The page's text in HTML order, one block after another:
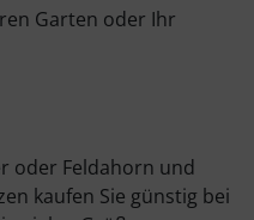
Garten oder Ihr
oder Feldahorn und
kaufen Sie günstig bei